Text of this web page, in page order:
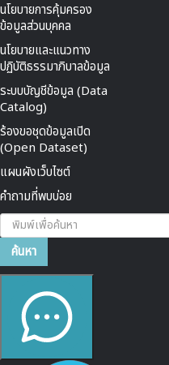
นโยบายการคุ้มครอง
ข้อมูลส่วนบุคคล
นโยบายและแนวทาง
ปฏิบัติธรรมาภิบาลข้อมูล
ระบบบัญชีข้อมูล (Data
Catalog)
ร้องขอชุดข้อมูลเปิด
(Open Dataset)
แผนผังเว็บไซต์
คำถามที่พบบ่อย
ค้นหา...
ค้นหา